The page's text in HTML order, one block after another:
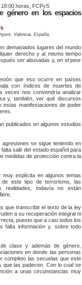
horas, FCPyS
género en los espacios
Valencia, España.
demasiados lugares del mundo
derecho y al mismo tiempo
ser abusadas y, en el peor
que eso ocurre en países
con índices de muertes de
veces nos convendría analizar
y, también, ver qué discursos
estas manifestaciones de poder
publicados en algunos estudios
se sigue teniendo en
salir del estado español para
medidas de protección contra la
explícita en algunos temas
este tipo de terrorismo, las
realidades, todavía no están
que transcribir el texto de la ley
a su recuperación integral ni
puesto que a casi todos los
falta información y, sobre todo
clase y además de género,
en donde las personas
completo las secuelas que este
que las padecen. Con lo cual se
a unas circunstancias muy